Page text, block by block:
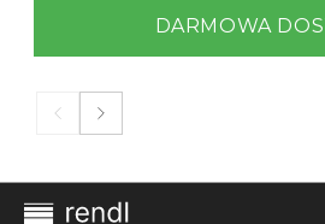
DARMOWA